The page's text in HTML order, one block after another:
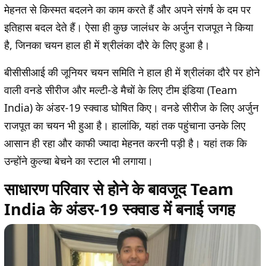
मेहनत से किस्मत बदलने का काम करते हैं और अपने संगर्ष के दम पर
इतिहास बदल देते हैं। ऐसा ही कुछ जालंधर के अर्जुन राजपूत ने किया
है, जिनका चयन हाल ही में श्रीलंका दौरे के लिए हुआ है।
बीसीसीआई की जूनियर चयन समिति ने हाल ही में श्रीलंका दौरे पर होने
वाली वनडे सीरीज और मल्टी-डे मैचों के लिए टीम इंडिया (Team
India) के अंडर-19 स्क्वाड घोषित किए। वनडे सीरीज के लिए अर्जुन
राजपूत का चयन भी हुआ है। हालांकि, यहां तक पहुंचाना उनके लिए
आसान ही रहा और काफी ज्यादा मेहनत करनी पड़ी है। यहां तक कि
उन्होंने कुल्चा बेचने का स्टाल भी लगाया।
साधारण परिवार से होने के बावजूद Team
India के अंडर-19 स्क्वाड में बनाई जगह